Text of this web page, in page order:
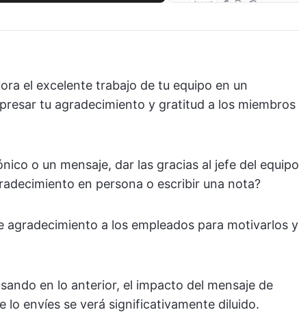
el excelente trabajo de tu equipo en un
tu agradecimiento y gratitud a los miembros
o un mensaje, dar las gracias al jefe del equipo
en persona o escribir una nota?
agradecimiento a los empleados para motivarlos y
en lo anterior, el impacto del mensaje de
lo envíes se verá significativamente diluido.